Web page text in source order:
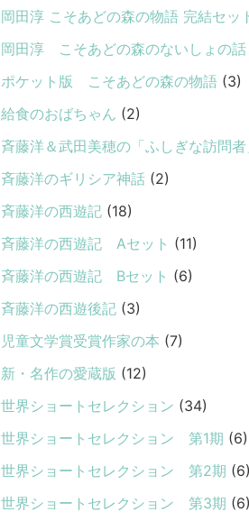
岡田淳 こそあどの森の物語 完結セッ
岡田淳 こそあどの森のないしょの話
ポケット版 こそあどの森の物語 (3)
給食のおばちゃん (2)
斉藤洋＆武田美穂の「ふしぎな訪問
斉藤洋のギリシア神話 (2)
斉藤洋の西遊記 (18)
斉藤洋の西遊記 Aセット (11)
斉藤洋の西遊記 Bセット (6)
斉藤洋の西遊後記 (3)
児童文学賞受賞作家の本 (7)
新・名作の愛蔵版 (12)
世界ショートセレクション (34)
世界ショートセレクション 第1期 (6)
世界ショートセレクション 第2期 (6)
世界ショートセレクション 第3期 (6)